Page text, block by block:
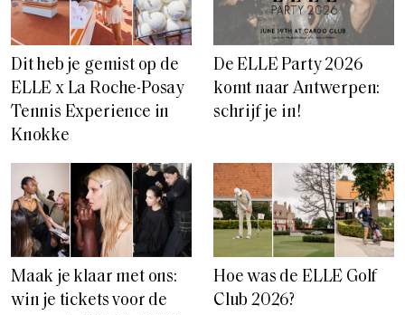
Dit heb je gemist op de
ELLE x La Roche-Posay
Tennis Experience in
Knokke
De ELLE Party 2026
komt naar Antwerpen:
schrijf je in!
Maak je klaar met ons:
win je tickets voor de
Hoe was de ELLE Golf
Club 2026?